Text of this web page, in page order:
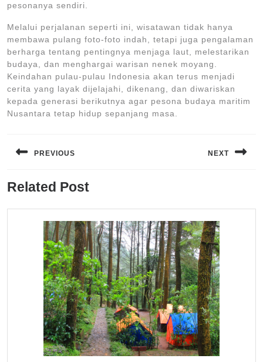
pesonanya sendiri.
Melalui perjalanan seperti ini, wisatawan tidak hanya
membawa pulang foto-foto indah, tetapi juga pengalaman
berharga tentang pentingnya menjaga laut, melestarikan
budaya, dan menghargai warisan nenek moyang.
Keindahan pulau-pulau Indonesia akan terus menjadi
cerita yang layak dijelajahi, dikenang, dan diwariskan
kepada generasi berikutnya agar pesona budaya maritim
Nusantara tetap hidup sepanjang masa.
pos
PREVIOUS
post:
NEXT
Related Post